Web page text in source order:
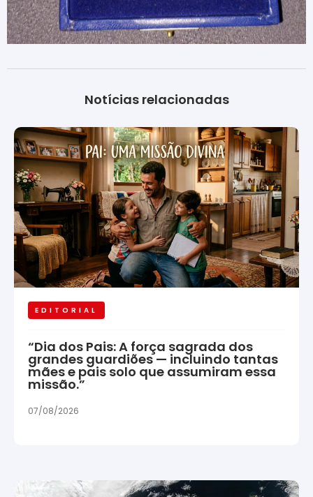
Notícias relacionadas
EDITORIAL
“Dia dos Pais: A força sagrada dos
grandes guardiões — incluindo tantas
mães e pais solo que assumiram essa
missão.”
07/08/2026